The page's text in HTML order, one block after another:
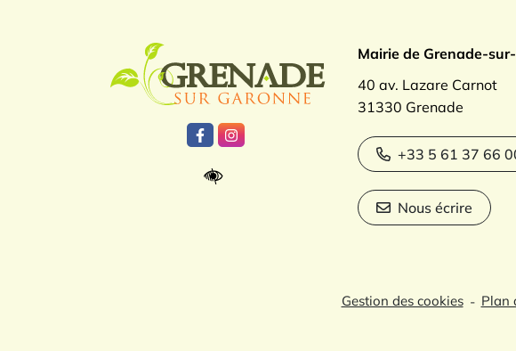
Logo Grenade sur Garonne
Lien vers le compte Facebook
Lien vers le compte Instagram
Mairie de Grenade-
40 av. Lazare Carnot
31330 Grenade
+33 5 61 37 66
Nous écrire
Gestion des cookies Plan